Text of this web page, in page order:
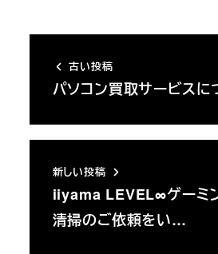
古い投稿
パソコン買取サービスに
新しい投稿
iiyama LEVEL∞ゲーミ
清掃のご依頼をい…